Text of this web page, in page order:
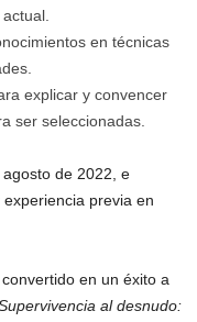
en técnicas
explicar y convencer
ser seleccionadas.
de 2022, e
previa en
en un éxito a
al desnudo: